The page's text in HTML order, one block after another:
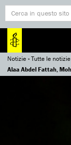
Notizie»Tutte le notizie
Alaa Abdel Fattah,